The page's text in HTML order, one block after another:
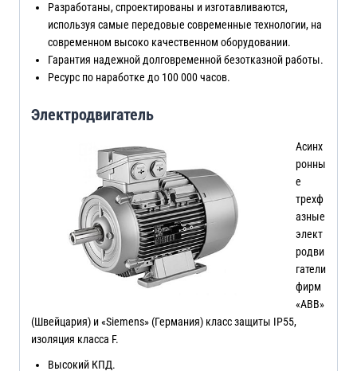
Разработаны, спроектированы и изготавливаются,
используя самые передовые современные технологии, на
современном высоко качественном оборудовании.
Гарантия надежной долговременной безотказной работы.
Ресурс по наработке до 100 000 часов.
Электродвигатель
Асинх
ронны
е
трехф
азные
элект
родви
гатели
фирм
«ABB»
(Швейцария) и «Siemens» (Германия) класс защиты IP55,
изоляция класса F.
Высокий КПД.